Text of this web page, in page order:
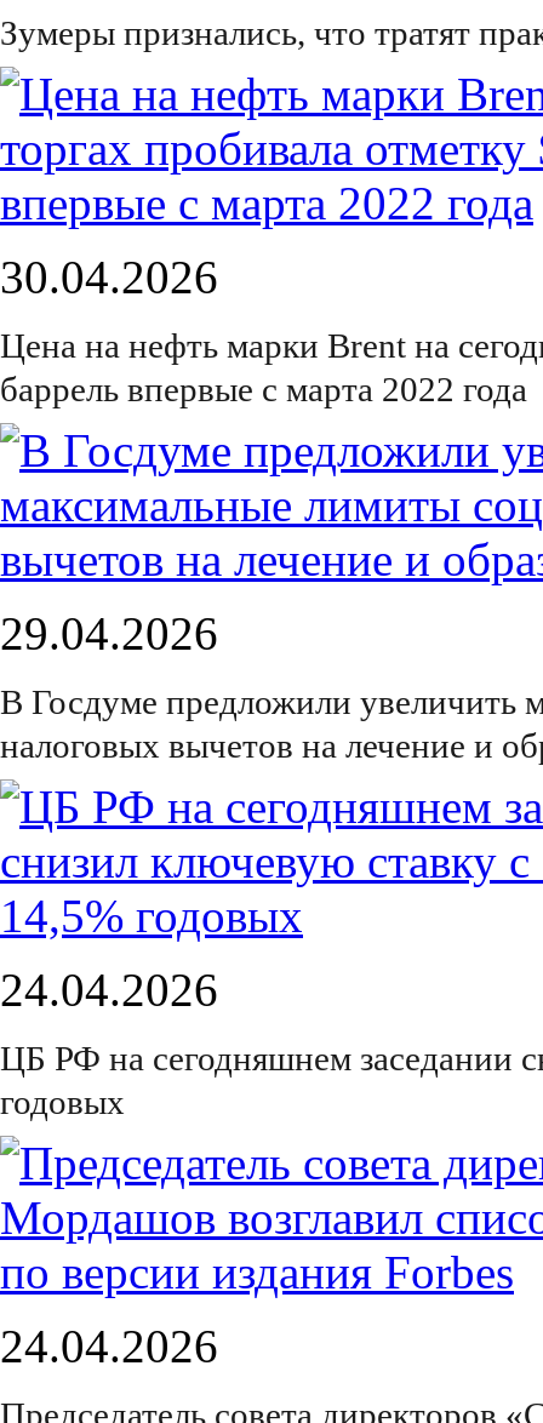
Зумеры признались, что тратят
30.04.2026
Цена на нефть марки Brent на
баррель впервые с марта 2022 года
29.04.2026
В Госдуме предложили увеличить
налоговых вычетов на лечение и
24.04.2026
ЦБ РФ на сегодняшнем заседании
годовых
24.04.2026
Председатель совета директоров